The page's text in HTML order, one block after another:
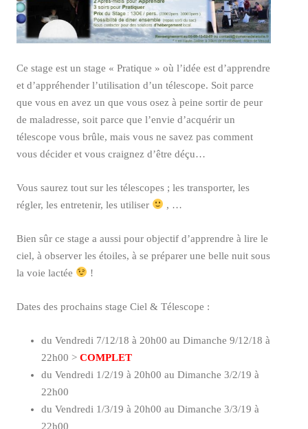
Ce stage est un stage « Pratique » où l’idée est d’apprendre
et d’appréhender l’utilisation d’un télescope. Soit parce
que vous en avez un que vous osez à peine sortir de peur
de maladresse, soit parce que l’envie d’acquérir un
télescope vous brûle, mais vous ne savez pas comment
vous décider et vous craignez d’être déçu…
Vous saurez tout sur les télescopes ; les transporter, les
régler, les entretenir, les utiliser
, …
Bien sûr ce stage a aussi pour objectif d’apprendre à lire le
ciel, à observer les étoiles, à se préparer une belle nuit sous
la voie lactée
!
Dates des prochains stage Ciel & Télescope :
du Vendredi 7/12/18 à 20h00 au Dimanche 9/12/18 à
22h00 > COMPLET
du Vendredi 1/2/19 à 20h00 au Dimanche 3/2/19 à
22h00
du Vendredi 1/3/19 à 20h00 au Dimanche 3/3/19 à
22h00